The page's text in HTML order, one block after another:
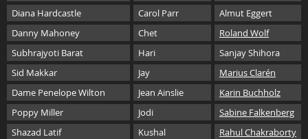
Diana Hardcastle
Carol Parr
Almut Eggert
Danny Mahoney
Chet
Roland Wolf
Subhrajyoti Barat
Hari
Sanjay Shihora
Sid Makkar
Jay
Marius Clarén
Dame Penelope Wilton
Jean Ainslie
Karin Buchholz
Poppy Miller
Jodi
Sabine Falkenberg
Shazad Latif
Kushal
Rahul Chakraborty